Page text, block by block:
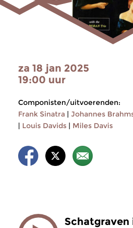
za 18 jan 2025
19:00 uur
Componisten/uitvoerenden:
Frank Sinatra | Johannes
| Louis Davids | Miles Davis
Schatgraven